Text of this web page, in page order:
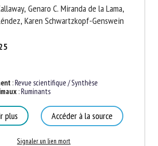
Genaro C. Miranda de la Lama,
Karen Schwartzkopf-Genswein
:Revue scientifique / Synthèse
:Ruminants
plus Accéder à la source
Signaler un lien mort